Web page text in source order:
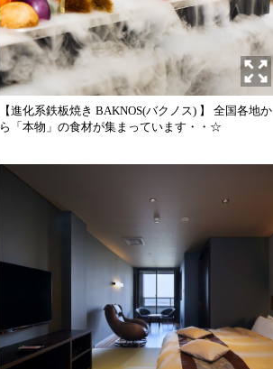
【進化系鉄板焼き BAKNOS(バクノス) 】 全国各地か
ら「本物」の食材が集まっています・・☆